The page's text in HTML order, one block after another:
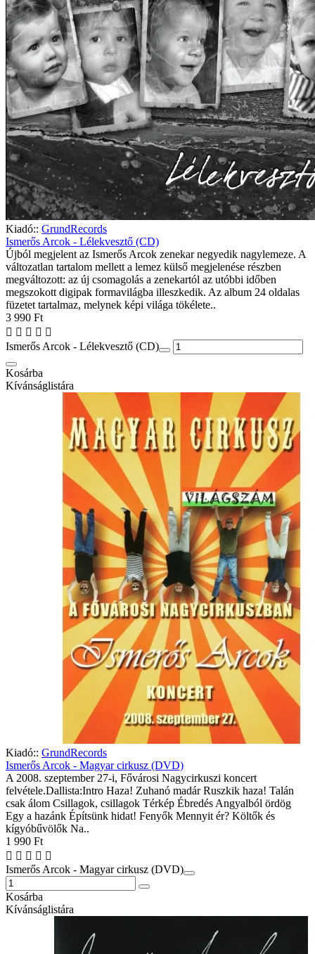
Kiadó:: GrundRecords
Ismerős Arcok - Lélekvesztő (CD)
Újból megjelent az Ismerős Arcok zenekar negyedik nagylemeze. A
változatlan tartalom mellett a lemez külső megjelenése részben
megváltozott: az új csomagolás a zenekartól az utóbbi időben
megszokott digipak formavilágba illeszkedik. Az album 24 oldalas
füzetet tartalmaz, melynek képi világa tökélete..
3 990 Ft
Ismerős Arcok - Lélekvesztő (CD)
Kosárba
Kívánságlistára
Kiadó:: GrundRecords
Ismerős Arcok - Magyar cirkusz (DVD)
A 2008. szeptember 27-i, Fővárosi Nagycirkuszi koncert
felvétele.Dallista:Intro Haza! Zuhanó madár Ruszkik haza! Talán
csak álom Csillagok, csillagok Térkép Ébredés Angyalból ördög
Egy a hazánk Építsünk hidat! Fenyők Mennyit ér? Költők és
kígyóbűvölők Na..
1 990 Ft
Ismerős Arcok - Magyar cirkusz (DVD)
Kosárba
Kívánságlistára